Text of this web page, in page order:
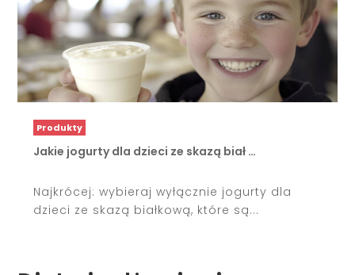
Produkty
Jakie jogurty dla dzieci ze skazą biał …
Najkrócej: wybieraj wyłącznie jogurty dla
dzieci ze skazą białkową, które są...